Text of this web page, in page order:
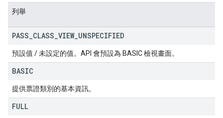
列舉
PASS CLASS VIEW_ UNSPECIFIED
預設值 / 未設定的值。API 會預設為 BASIC 檢視畫面。
BASIC
提供票證類別的基本資訊。
FULL